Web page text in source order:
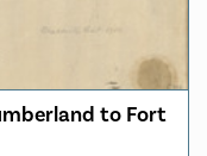
to Fort